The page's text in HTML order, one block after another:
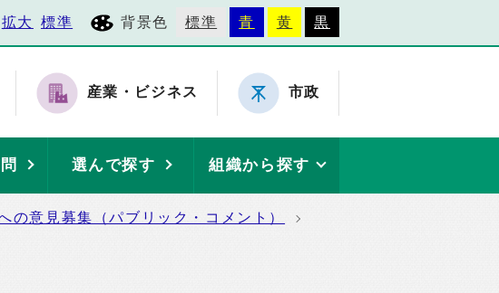
拡大 標準 背景色 標準 青 黄 黒
産業・ビジネス 市政
選んで探す 組織から探す
の意見募集（パブリック・コメント）